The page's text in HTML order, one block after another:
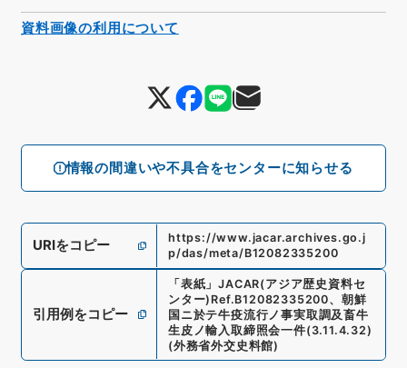
情報の間違いや不具合をセンターに知らせる
URIをコピー
https://www.jacar.archives.go.j
p/das/meta/B12082335200
引用例をコピー
「表紙 」JACAR(アジア歴史資料セ
ンター) Ref.B12082335200、 朝鮮
国ニ於テ牛疫流行ノ事実取調及畜牛
生皮ノ輸入取締照会一件(3.11.4.32)
(外務省外交史料館)
資料画像の利用について